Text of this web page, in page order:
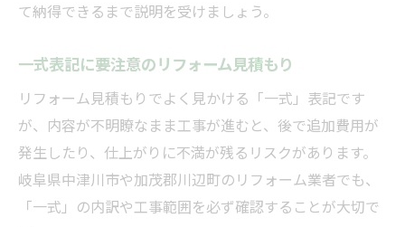
て納得できるまで説明を受けましょう。
一式表記に要注意のリフォーム見積もり
リフォーム見積もりでよく見かける「一式」表記です
が、内容が不明瞭なまま工事が進むと、後で追加費用が
発生したり、仕上がりに不満が残るリスクがあります。
岐阜県中津川市や加茂郡川辺町のリフォーム業者でも、
「一式」の内訳や工事範囲を必ず確認することが大切で